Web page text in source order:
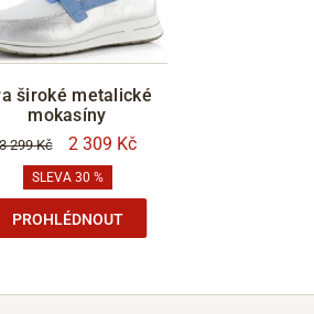
široké metalické
mokasíny
299 Kč 2 309 Kč
SLEVA 30 %
PROHLÉDNOUT